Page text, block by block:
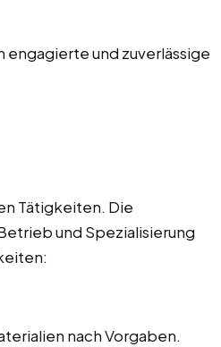
und zuverlässige
Tätigkeiten. Die
und Spezialisierung
nach Vorgaben.